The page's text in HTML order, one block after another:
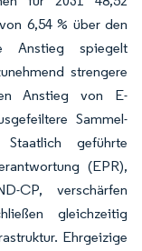
6,54 % über den
Anstieg spiegelt
strengere
Anstieg von E-
Sammel-
Staatlich geführte
(EPR),
CP, verschärfen
gleichzeitig
Ehrgeizige